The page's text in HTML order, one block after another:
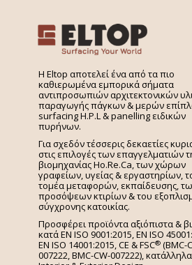
H Eltop αποτελεί ένα από τα πιο
καθιερωμένα εμπορικά σήματα
αντιπροσωπιών αρχιτεκτονικών
παραγωγής πάγκων & μερών
surfacing H.P.L & panelling ειδικών
πυρήνων.
Για σχεδόν τέσσερις δεκαετίες
στις επιλογές των επαγγελματιών
βιομηχανίας Ho.Re.Ca, των χώρων
γραφείων, υγείας & εργαστηρίων,
τομέα μεταφορών, εκπαίδευσης,
προσόψεων κτιρίων & του
σύγχρονης κατοικίας.
Προσφέρει προϊόντα αξιόπιστα &
κατά EN ISO 9001:2015, EN ISO
EN ISO 14001:2015,CE & FSC® (BMC-
007222, BMC-CW-007222),